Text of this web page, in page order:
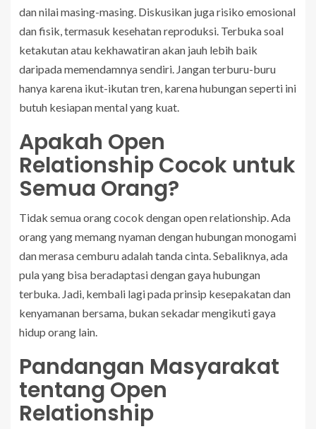
dan nilai masing-masing. Diskusikan juga risiko emosional
dan fisik, termasuk kesehatan reproduksi. Terbuka soal
ketakutan atau kekhawatiran akan jauh lebih baik
daripada memendamnya sendiri. Jangan terburu-buru
hanya karena ikut-ikutan tren, karena hubungan seperti ini
butuh kesiapan mental yang kuat.
Apakah Open
Relationship Cocok untuk
Semua Orang?
Tidak semua orang cocok dengan open relationship. Ada
orang yang memang nyaman dengan hubungan monogami
dan merasa cemburu adalah tanda cinta. Sebaliknya, ada
pula yang bisa beradaptasi dengan gaya hubungan
terbuka. Jadi, kembali lagi pada prinsip kesepakatan dan
kenyamanan bersama, bukan sekadar mengikuti gaya
hidup orang lain.
Pandangan Masyarakat
tentang Open
Relationship